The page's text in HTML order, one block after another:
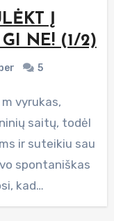
Į
NE! (1/2)
5
saitų, todėl
ir suteikiu sau
spontaniškas
kad…